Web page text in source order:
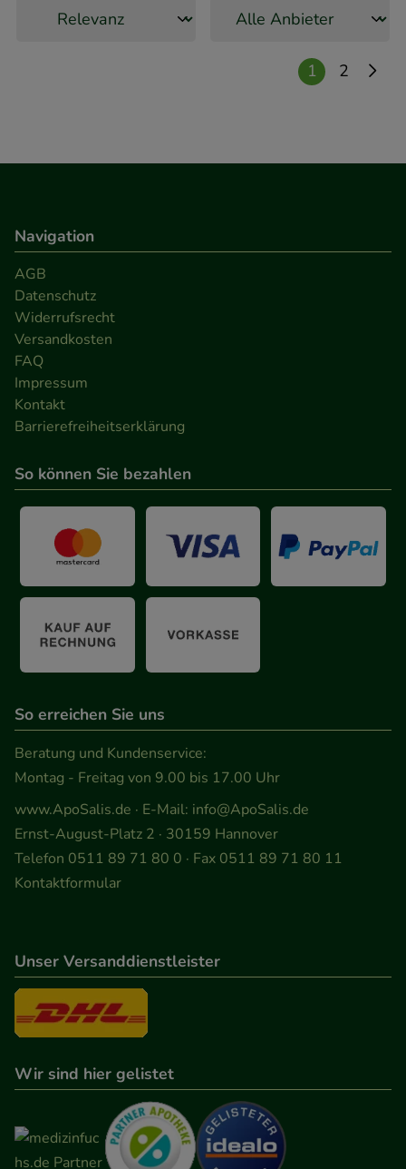
1 2
Navigation
AGB
Datenschutz
Widerrufsrecht
Versandkosten
FAQ
Impressum
Kontakt
Barrierefreiheitserklärung
So können Sie bezahlen
So erreichen Sie uns
Beratung und Kundenservice:
Montag - Freitag von 9.00 bis 17.00 Uhr
www.ApoSalis.de · E-Mail: info@ApoSalis.de
Ernst-August-Platz 2 · 30159 Hannover
Telefon 0511 89 71 80 0 · Fax 0511 89 71 80 11
Kontaktformular
Unser Versanddienstleister
Wir sind hier gelistet